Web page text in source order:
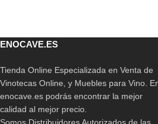
ENOCAVE.ES
Tienda Online Especializada en Venta de
Vinotecas Online, y Muebles para Vino.
enocave.es podrás encontrar la mejor
calidad al mejor precio.